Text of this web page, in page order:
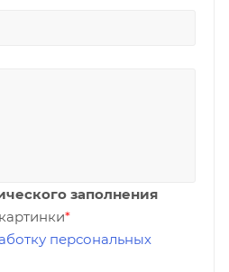
заполнения
*
персональных